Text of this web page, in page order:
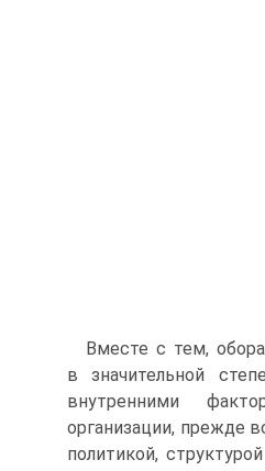
Вместе с тем,
в значительной
внутренними
организации, прежде
политикой,